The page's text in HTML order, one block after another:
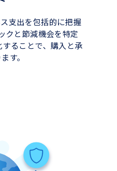
支出を包括的に把握
クと節減機会を特定
ることで、購入と承
す。